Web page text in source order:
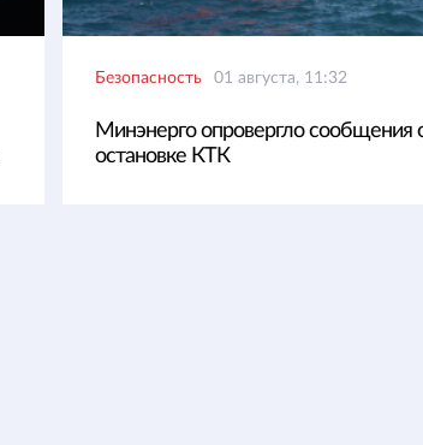
Безопасность 01 августа, 11:32
Минэнерго опровергло сообщения
остановке КТК